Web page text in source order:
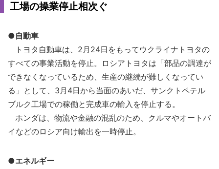
工場の操業停止相次ぐ
●自動車
トヨタ自動車は、2月24日をもってウクライナトヨタの
すべての事業活動を停止。ロシアトヨタは「部品の調達が
できなくなっているため、生産の継続が難しくなってい
る」として、3月4日から当面のあいだ、サンクトペテル
ブルク工場での稼働と完成車の輸入を停止する。
ホンダは、物流や金融の混乱のため、クルマやオートバ
イなどのロシア向け輸出を一時停止。
●エネルギー